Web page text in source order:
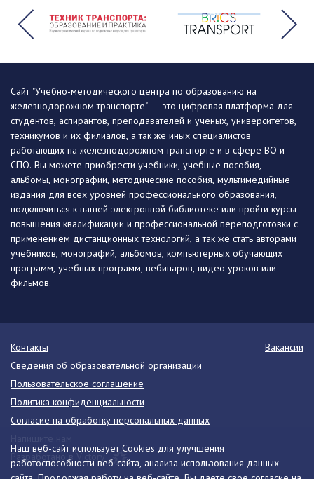
Наш веб-сайт использует Cookies для улучшения
работоспособности веб-сайта, анализа использования данных
Сайт "Учебно-методического центра по образованию на
железнодорожном транспорте" — это цифровая платформа для
студентов, аспирантов, преподавателей и ученых, университетов,
техникумов и их филиалов, а так же иных специалистов
работающих на железнодорожном транспорте и в сфере ВО и
СПО. Вы можете приобрести учебники, учебные пособия,
альбомы, монографии, методические пособия, мультимедийные
издания для всех уровней профессионального образования,
подключиться к нашей электронной библиотеке или пройти курсы
повышения квалификации и профессиональной переподготовки с
применением дистанционных технологий, а так же стать авторами
учебников, монографий, альбомов, компьютерных обучающих
программ, учебных программ, вебинаров, видео уроков или
фильмов.
Контакты
Вакансии
Сведения об образовательной организации
Пользовательское соглашение
Политика конфиденциальности
Согласие на обработку персональных данных
Разработано в Victory